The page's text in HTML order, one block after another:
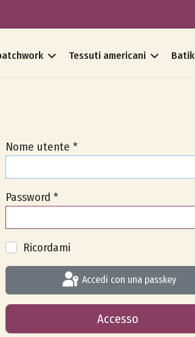
Tessuti americani Batik
Nome utente *
Password *
Ricordami
Accedi con una passkey
Accesso